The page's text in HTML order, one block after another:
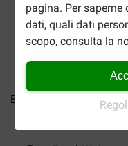
pagina. Per
dati, quali dati
scopo, consulta la
BF Petfood 3-Mix Adult